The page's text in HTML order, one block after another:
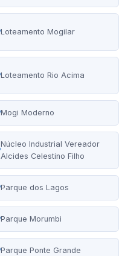
Loteamento Mogilar
Loteamento Rio Acima
Mogi Moderno
Núcleo Industrial Vereador
Alcides Celestino Filho
Parque dos Lagos
Parque Morumbi
Parque Ponte Grande